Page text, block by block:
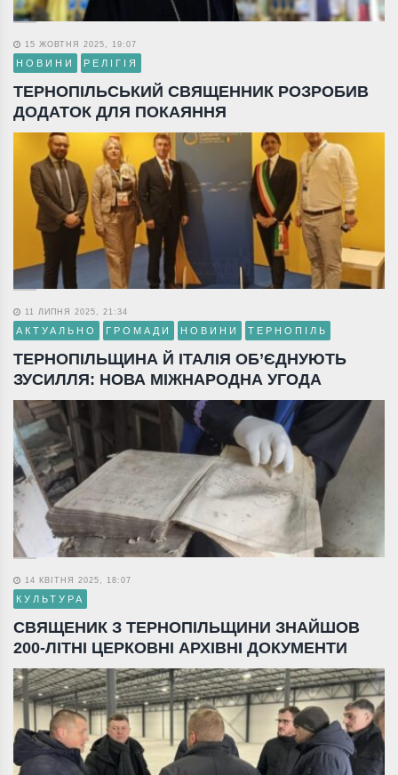
15 ЖОВТНЯ 2025, 19:07
НОВИНИ РЕЛІГІЯ
ТЕРНОПІЛЬСЬКИЙ СВЯЩЕННИК РОЗРОБИВ
ДОДАТОК ДЛЯ ПОКАЯННЯ
11 ЛИПНЯ 2025, 21:34
АКТУАЛЬНО ГРОМАДИ НОВИНИ ТЕРНОПІЛЬ
ТЕРНОПІЛЬЩИНА Й ІТАЛІЯ ОБ’ЄДНУЮТЬ
ЗУСИЛЛЯ: НОВА МІЖНАРОДНА УГОДА
14 КВІТНЯ 2025, 18:07
КУЛЬТУРА
СВЯЩЕНИК З ТЕРНОПІЛЬЩИНИ ЗНАЙШОВ
200-ЛІТНІ ЦЕРКОВНІ АРХІВНІ ДОКУМЕНТИ